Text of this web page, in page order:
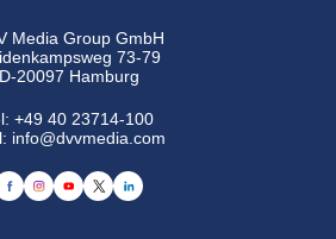
Media Group GmbH
73-79
D-20097 Hamburg
+49 40 23714-100
info@dvvmedia.com